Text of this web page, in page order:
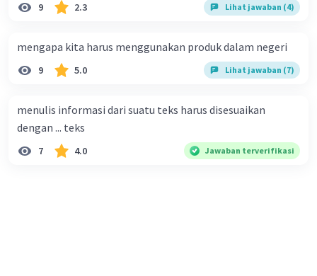
9 2.3 Lihat jawaban (4)
mengapa kita harus menggunakan produk dalam negeri
9 5.0 Lihat jawaban (7)
menulis informasi dari suatu teks harus disesuaikan
dengan ... teks
7 4.0 Jawaban terverifikasi